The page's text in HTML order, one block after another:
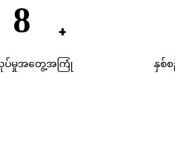
19
မှုအတွေ့အကြုံ
နှစ်